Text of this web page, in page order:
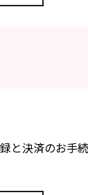
と決済のお手